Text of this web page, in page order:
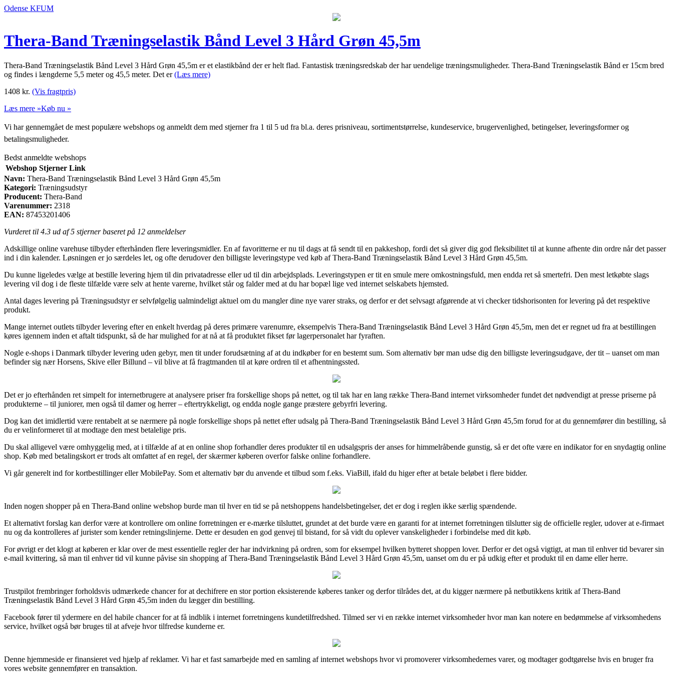
Odense KFUM
Thera-Band Træningselastik Bånd Level 3 Hård Grøn 45,5m
Thera-Band Træningselastik Bånd Level 3 Hård Grøn 45,5m er et elastikbånd der er helt flad. Fantastisk træningsredskab der har uendelige træningsmuligheder. Thera-Band Træningselastik Bånd er 15cm bred
og findes i længderne 5,5 meter og 45,5 meter. Det er(Læs mere)
1408 kr. (Vis fragtpris)
Læs mere »Køb nu »
Vi har gennemgået de mest populære webshops og anmeldt dem med stjerner fra 1 til 5 ud fra bl.a. deres prisniveau, sortimentstørrelse, kundeservice, brugervenlighed, betingelser, leveringsformer og
betalingsmuligheder.
Bedst anmeldte webshops
Webshop Stjerner Link
Navn: Thera-Band Træningselastik Bånd Level 3 Hård Grøn 45,5m
Kategori: Træningsudstyr
Producent: Thera-Band
Varenummer: 2318
EAN: 87453201406
Vurderet til 4.3 ud af 5 stjerner baseret på 12 anmeldelser
Adskillige online varehuse tilbyder efterhånden flere leveringsmidler. En af favoritterne er nu til dags at få sendt til en pakkeshop, fordi det så giver dig god fleksibilitet til at kunne afhente din ordre når det passer
ind i din kalender. Løsningen er jo særdeles let, og ofte derudover den billigste leveringstype ved køb af Thera-Band Træningselastik Bånd Level 3 Hård Grøn 45,5m.
Du kunne ligeledes vælge at bestille levering hjem til din privatadresse eller ud til din arbejdsplads. Leveringstypen er tit en smule mere omkostningsfuld, men endda ret så smertefri. Den mest letkøbte slags
levering vil dog i de fleste tilfælde være selv at hente varerne, hvilket står og falder med at du har bopæl lige ved internet selskabets hjemsted.
Antal dages levering på Træningsudstyr er selvfølgelig ualmindeligt aktuel om du mangler dine nye varer straks, og derfor er det selvsagt afgørende at vi checker tidshorisonten for levering på det respektive
produkt.
Mange internet outlets tilbyder levering efter en enkelt hverdag på deres primære varenumre, eksempelvis Thera-Band Træningselastik Bånd Level 3 Hård Grøn 45,5m, men det er regnet ud fra at bestillingen
køres igennem inden et aftalt tidspunkt, så de har mulighed for at nå at få produktet fikset før lagerpersonalet har fyraften.
Nogle e-shops i Danmark tilbyder levering uden gebyr, men tit under forudsætning af at du indkøber for en bestemt sum. Som alternativ bør man udse dig den billigste leveringsudgave, der tit – uanset om man
befinder sig nær Horsens, Skive eller Billund – vil blive at få fragtmanden til at køre ordren til et afhentningssted.
Det er jo efterhånden ret simpelt for internetbrugere at analysere priser fra forskellige shops på nettet, og til tak har en lang række Thera-Band internet virksomheder fundet det nødvendigt at presse priserne på
produkterne – til juniorer, men også til damer og herrer – eftertrykkeligt, og endda nogle gange præstere gebyrfri levering.
Dog kan det imidlertid være rentabelt at se nærmere på nogle forskellige shops på nettet efter udsalg på Thera-Band Træningselastik Bånd Level 3 Hård Grøn 45,5m forud for at du gennemfører din bestilling, så
du er velinformeret til at modtage den mest betalelige pris.
Du skal alligevel være omhyggelig med, at i tilfælde af at en online shop forhandler deres produkter til en udsalgspris der anses for himmelråbende gunstig, så er det ofte være en indikator for en snydagtig online
shop. Køb med betalingskort er trods alt omfattet af en regel, der skærmer køberen overfor falske online forhandlere.
Vi går generelt ind for kortbestillinger eller MobilePay. Som et alternativ bør du anvende et tilbud som f.eks. ViaBill, ifald du higer efter at betale beløbet i flere bidder.
Inden nogen shopper på en Thera-Band online webshop burde man til hver en tid se på netshoppens handelsbetingelser, det er dog i reglen ikke særlig spændende.
Et alternativt forslag kan derfor være at kontrollere om online forretningen er e-mærke tilsluttet, grundet at det burde være en garanti for at internet forretningen tilslutter sig de officielle regler, udover at e-firmaet
nu og da kontrolleres af jurister som kender retningslinjerne. Dette er desuden en god genvej til bistand, for så vidt du oplever vanskeligheder i forbindelse med dit køb.
For øvrigt er det klogt at køberen er klar over de mest essentielle regler der har indvirkning på ordren, som for eksempel hvilken bytteret shoppen lover. Derfor er det også vigtigt, at man til enhver tid bevarer sin
e-mail kvittering, så man til enhver tid vil kunne påvise sin shopping af Thera-Band Træningselastik Bånd Level 3 Hård Grøn 45,5m, uanset om du er på udkig efter et produkt til en dame eller herre.
Trustpilot frembringer forholdsvis udmærkede chancer for at dechifrere en stor portion eksisterende køberes tanker og derfor tilrådes det, at du kigger nærmere på netbutikkens kritik af Thera-Band
Træningselastik Bånd Level 3 Hård Grøn 45,5m inden du lægger din bestilling.
Facebook fører til ydermere en del habile chancer for at få indblik i internet forretningens kundetilfredshed. Tilmed ser vi en række internet virksomheder hvor man kan notere en bedømmelse af virksomhedens
service, hvilket også bør bruges til at afveje hvor tilfredse kunderne er.
Denne hjemmeside er finansieret ved hjælp af reklamer. Vi har et fast samarbejde med en samling af internet webshops hvor vi promoverer virksomhedernes varer, og modtager godtgørelse hvis en bruger fra
vores website gennemfører en transaktion.